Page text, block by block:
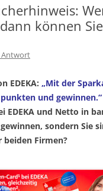
können
Antwort
EDEKA: „Mit der
und gewinnen.“
EDEKA und Netto in
sondern Sie
beiden Firmen?